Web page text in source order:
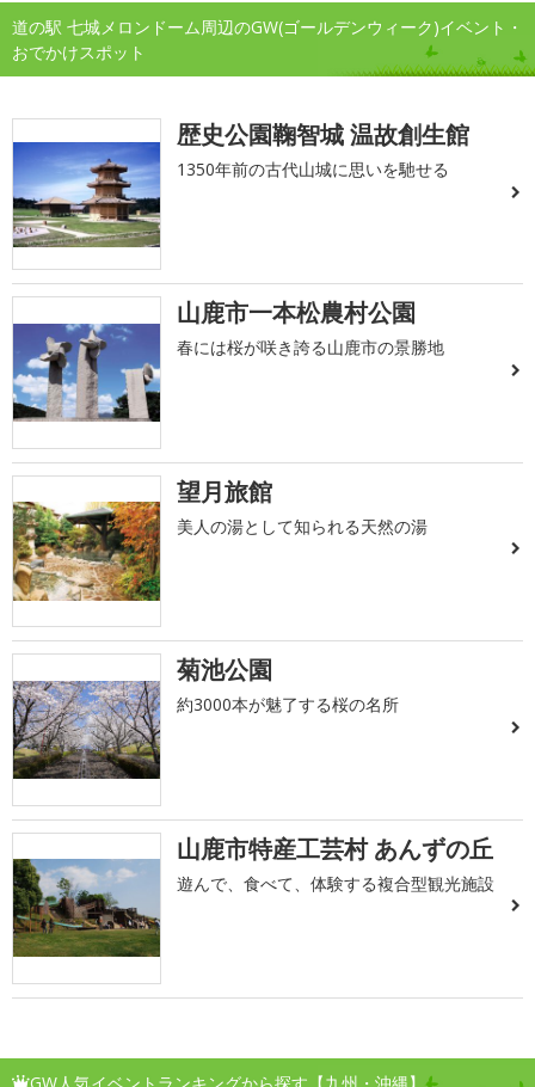
道の駅 七城メロンドーム周辺のGW(ゴールデンウィーク)イベント・
おでかけスポット
歴史公園鞠智城 温故創生館
1350年前の古代山城に思いを馳せる
山鹿市一本松農村公園
春には桜が咲き誇る山鹿市の景勝地
望月旅館
美人の湯として知られる天然の湯
菊池公園
約3000本が魅了する桜の名所
山鹿市特産工芸村 あんずの丘
遊んで、食べて、体験する複合型観光施設